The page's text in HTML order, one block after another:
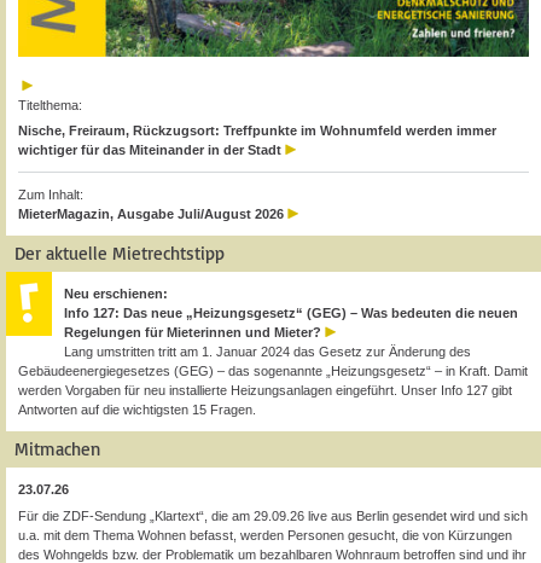
Titelthema:
Nische, Freiraum, Rückzugsort: Treffpunkte im Wohnumfeld werden immer
wichtiger für das Miteinander in der Stadt
Zum Inhalt:
MieterMagazin, Ausgabe Juli/August 2026
Der aktuelle Mietrechtstipp
Neu erschienen:
Info 127: Das neue „Heizungsgesetz“ (GEG) – Was bedeuten die neuen
Regelungen für Mieterinnen und Mieter?
Lang umstritten tritt am 1. Januar 2024 das Gesetz zur Änderung des
Gebäudeenergiegesetzes (GEG) – das sogenannte „Heizungsgesetz“ – in Kraft. Damit
werden Vorgaben für neu installierte Heizungsanlagen eingeführt. Unser Info 127 gibt
Antworten auf die wichtigsten 15 Fragen.
Mitmachen
23.07.26
Für die ZDF-Sendung „Klartext“, die am 29.09.26 live aus Berlin gesendet wird und sich
u.a. mit dem Thema Wohnen befasst, werden Personen gesucht, die von Kürzungen
des Wohngelds bzw. der Problematik um bezahlbaren Wohnraum betroffen sind und ihr